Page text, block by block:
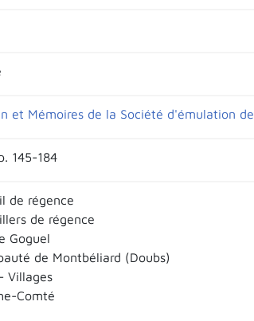
et Mémoires de la Société d'émulation
145-184
de régence
de régence
Goguel
de Montbéliard (Doubs)
Villages
Comté